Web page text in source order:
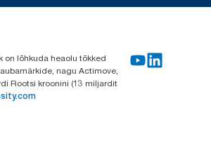
on lõhkuda heaolu tõkked
nagu Actimove,
Rootsi kroonini (13 miljardit